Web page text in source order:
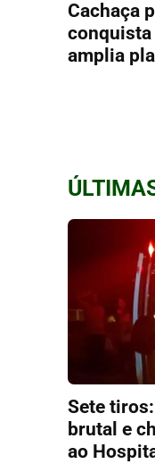
Cachaça
conquista
amplia
Sete
brutal e
ao